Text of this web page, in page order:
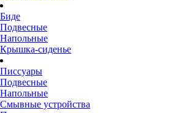
Биде
Подвесные
Напольные
Крышка-сиденье
Писсуары
Подвесные
Напольные
Смывные устройства